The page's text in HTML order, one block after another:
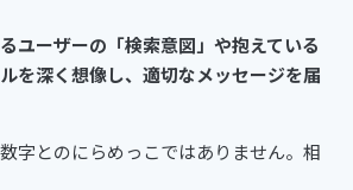
ユーザーの「検索意図」や抱えている
を深く想像し、適切なメッセージを届
字とのにらめっこではありません。相